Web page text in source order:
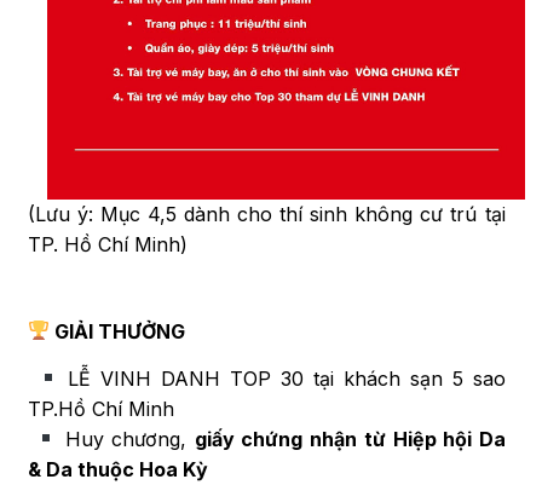
(Lưu ý: Mục 4,5 dành cho thí sinh không cư trú tại
TP. Hồ Chí Minh)
GIẢI THƯỞNG
LỄ VINH DANH TOP 30 tại khách sạn 5 sao
TP.Hồ Chí Minh
Huy chương, giấy chứng nhận từ Hiệp hội Da
& Da thuộc Hoa Kỳ